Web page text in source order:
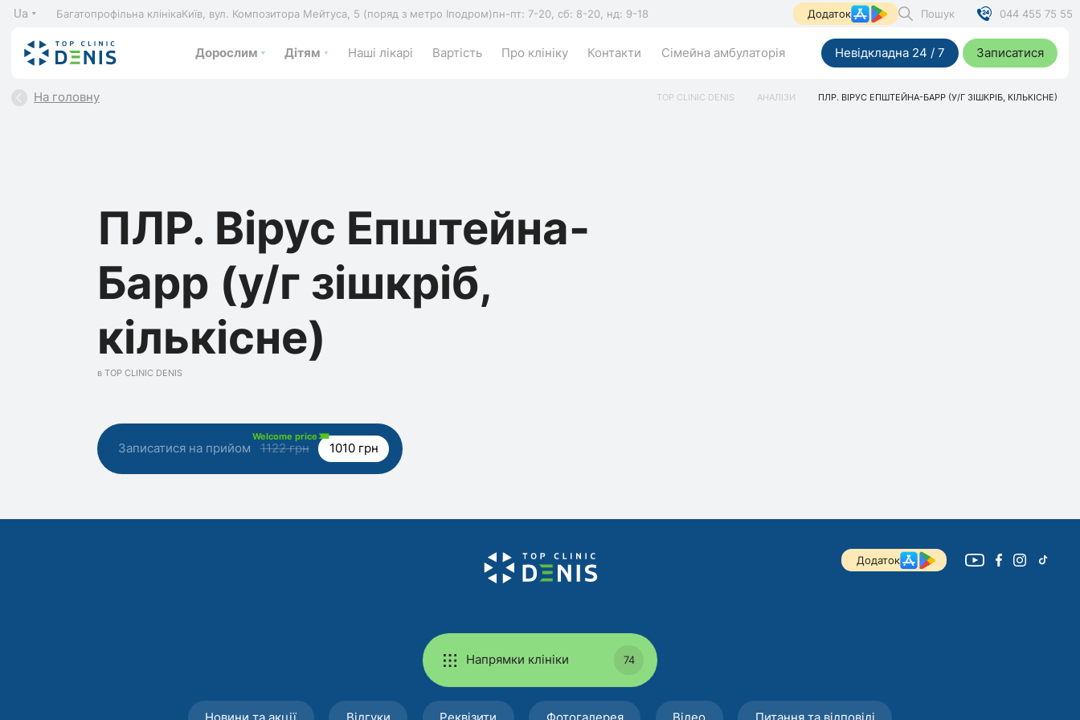
Ua Багатопрофільна клінікаКиїв, вул. Композитора Мейтуса, 5 (поряд з метро Іподром)пн-пт: 7-20, сб: 8-20, нд: 9-18 Додаток Пошук 044 455 75 55
Дорослим Дітям Наші лікарі Вартість Про клініку Контакти Сімейна амбулаторія Невідкладна 24 / 7 Записатися
На головну TOP CLINIC DENIS АНАЛІЗИ ПЛР. ВІРУС ЕПШТЕЙНА-БАРР (У/Г ЗІШКРІБ, КІЛЬКІСНЕ)
ПЛР. Вірус Епштейна-
Барр (у/г зішкріб,
кількісне)
в TOP CLINIC DENIS
Записатися на прийом
Welcome price
1122 грн 1010 грн
Додаток
Напрямки клініки 74